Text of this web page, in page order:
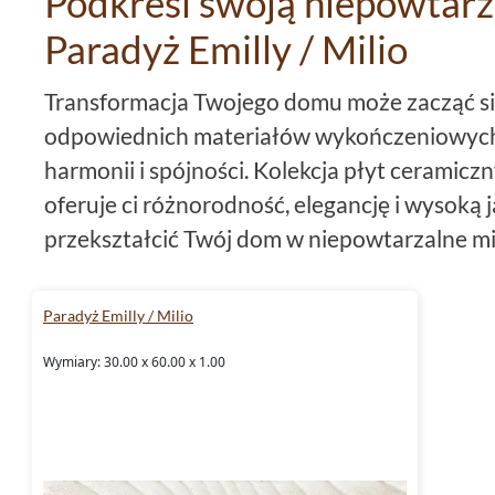
Paradyż Emilly / Milio
Transformacja Twojego domu może zacząć
odpowiednich materiałów
harmonii i spójności. Kolekcja płyt
oferuje ci różnorodność, elegancję i wysoką
przekształcić Twój dom w niepowtarzalne
szukają czegoś bardziej unikalnego, mamy
Paradyż Emilly / Milio
Wymiary: 30.00 x 60.00 x 1.00